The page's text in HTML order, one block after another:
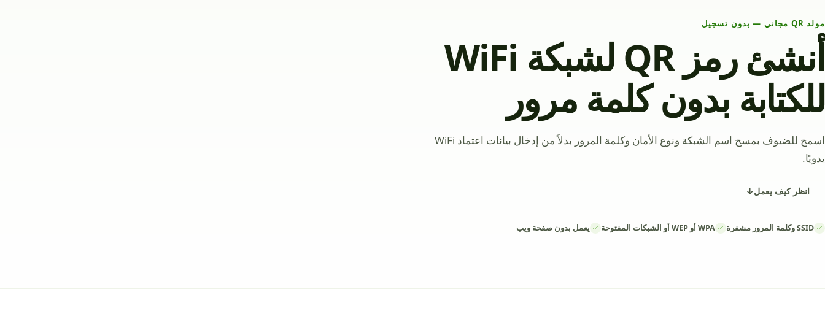
مولد QR مجاني — بدون تسجيل
أنشئ رمز QR لشبكة WiFi
للكتابة بدون كلمة مرور
اسمح للضيوف بمسح اسم الشبكة ونوع الأمان وكلمة المرور بدلاً من إدخال بيانات اعتماد WiFi
يدويًا.
انظر كيف يعمل↓
SSID وكلمة المرور مشفرة WPA أو WEP أو الشبكات المفتوحة يعمل بدون صفحة ويب